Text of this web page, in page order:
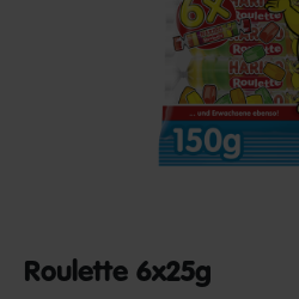
Roulette 6x25g